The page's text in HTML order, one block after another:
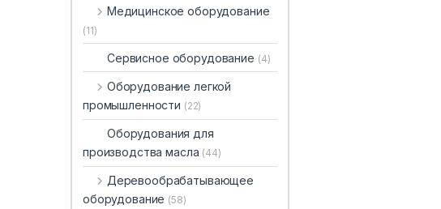
Медицинское оборудование
(11)
Сервисное оборудование (4)
Оборудование легкой
промышленности (22)
Оборудования для
производства масла (44)
Деревообрабатывающее
оборудование (58)